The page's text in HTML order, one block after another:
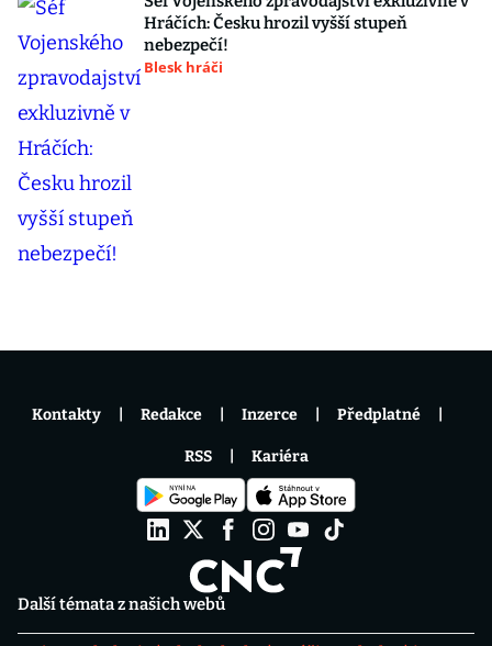
Hráčích: Česku hrozil vyšší stupeň
nebezpečí!
Blesk hráči
Další témata z našich webů
Kontakty Redakce Inzerce Předplatné
RSS Kariéra